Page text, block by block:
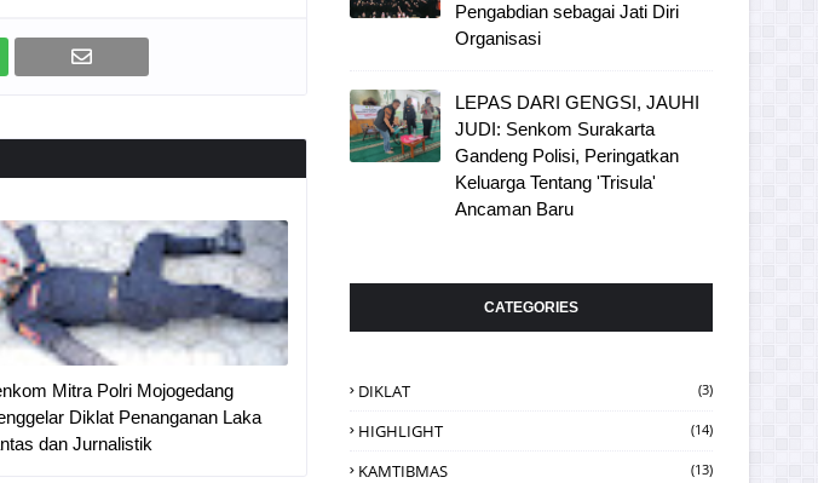
Mitra Polri Mojogedang
Diklat Penanganan Laka
dan Jurnalistik
Pengabdian sebagai Jati Diri
Organisasi
LEPAS DARI GENGSI, JAUHI
JUDI: Senkom Surakarta
Gandeng Polisi, Peringatkan
Keluarga Tentang 'Trisula'
Ancaman Baru
CATEGORIES
DIKLAT (3)
HIGHLIGHT (14)
KAMTIBMAS (13)